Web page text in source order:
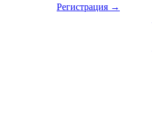
Регистрация →